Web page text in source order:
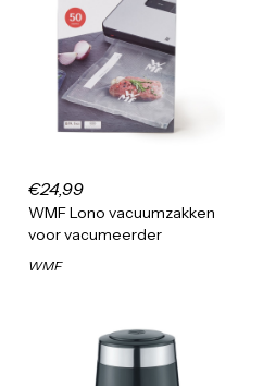
€24,99
WMF Lono vacuumzakken
voor vacumeerder
WMF